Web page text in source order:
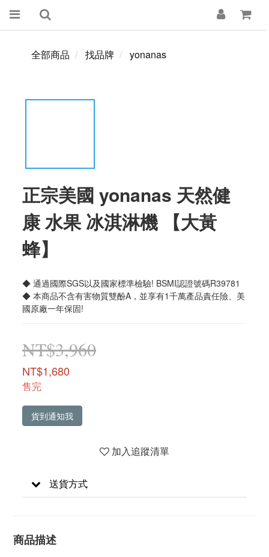
全部商品 找品牌 yonanas
正宗美國 yonanas 天然健
康 水果 冰淇淋機 【大黃
蜂】
◆ 通過國際SGS以及國家標準檢驗! BSMI認證號碼R39781
◆ 本商品不含有害物質雙酚A，並享有1千萬產品責任險、美
國原廠一年保固!
NT$3,960
NT$1,680
售完
貨到通知我
加入追蹤清單
送貨方式
商品描述